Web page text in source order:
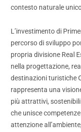
contesto naturale
L’investimento di
percorso di sviluppo
propria divisione Real
nella progettazione,
destinazioni turistiche
rappresenta una
più attrattivi,
che unisce
attenzione